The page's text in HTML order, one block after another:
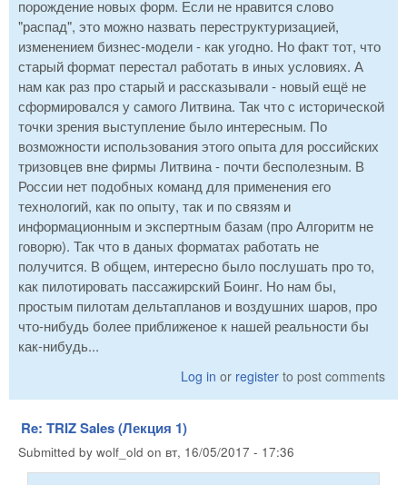
порождение новых форм. Если не нравится слово
"распад", это можно назвать переструктуризацией,
изменением бизнес-модели - как угодно. Но факт тот, что
старый формат перестал работать в иных условиях. А
нам как раз про старый и рассказывали - новый ещё не
сформировался у самого Литвина. Так что с исторической
точки зрения выступление было интересным. По
возможности использования этого опыта для российских
тризовцев вне фирмы Литвина - почти бесполезным. В
России нет подобных команд для применения его
технологий, как по опыту, так и по связям и
информационным и экспертным базам (про Алгоритм не
говорю). Так что в даных форматах работать не
получится. В общем, интересно было послушать про то,
как пилотировать пассажирский Боинг. Но нам бы,
простым пилотам дельтапланов и воздушних шаров, про
что-нибудь более приближеное к нашей реальности бы
как-нибудь...
Log in or register to post comments
Re: TRIZ Sales (Лекция 1)
Submitted by wolf_old on вт, 16/05/2017 - 17:36